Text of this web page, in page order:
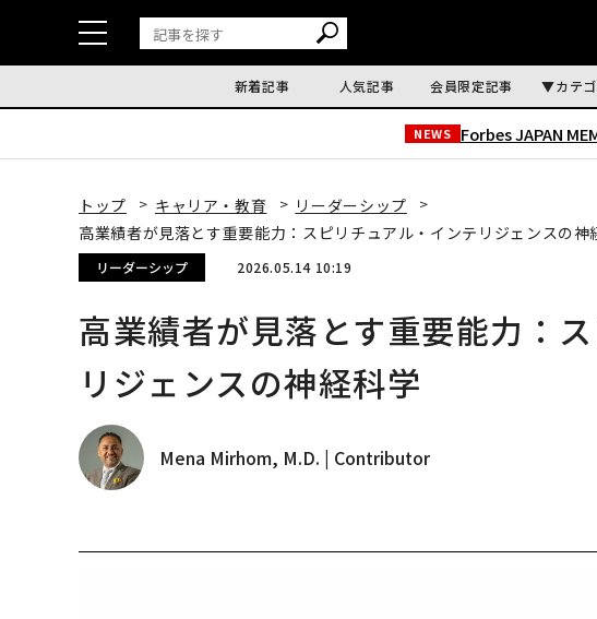
新着記事 人気記事 会員限定記事 カテ
NEWS Forbes JAPAN
トップ キャリア・教育
リーダーシップ
高業績者が見落とす重要能力：スピリチュアル・インテリジェンスの神
リーダーシップ 2026.05.14 10:19
高業績者が見落とす重要能力：
リジェンスの神経科学
Mena Mirhom, M.D. | Contributor